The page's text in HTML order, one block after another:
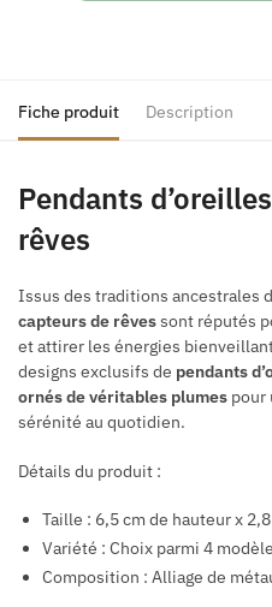
Fiche produit Description
Pendants
rêves
Issus des traditions ancestrales
capteurs de rêvessont réputés
et attirer les énergies
designs exclusifs de pendants
ornés de véritables plumes pour
sérénité au quotidien.
Détails du produit :
Taille : 6,5 cm de hauteur x
Variété : Choix parmi 4
Composition : Alliage de